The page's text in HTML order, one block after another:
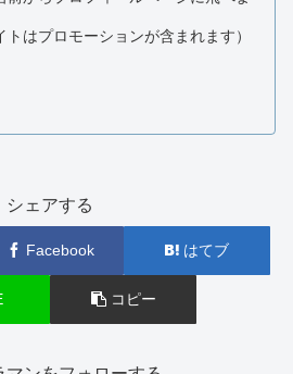
トはプロモーションが含まれます）
シェアする
Facebook はてブ
コピー